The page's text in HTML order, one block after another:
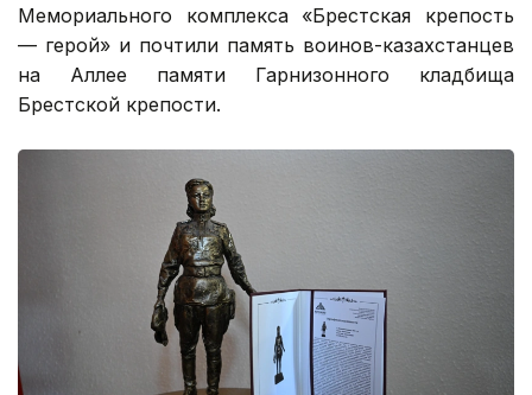
Мемориального комплекса «Брестская крепость
— герой» и почтили память воинов-казахстанцев
на Аллее памяти Гарнизонного кладбища
Брестской крепости.